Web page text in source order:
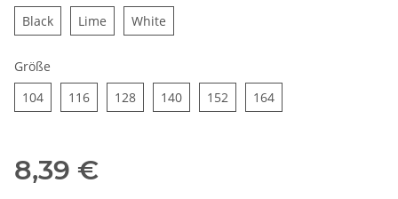
BlackBlackLime LimeWhite
Größe
104104 116116 128128 140140 152 164164
8,39 €